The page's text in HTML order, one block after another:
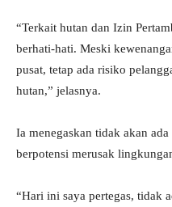
“Terkait hutan dan Izin
berhati-hati. Meski
pusat, tetap ada risiko
hutan,” jelasnya.
Ia menegaskan tidak akan
berpotensi merusak
“Hari ini saya pertegas, tidak